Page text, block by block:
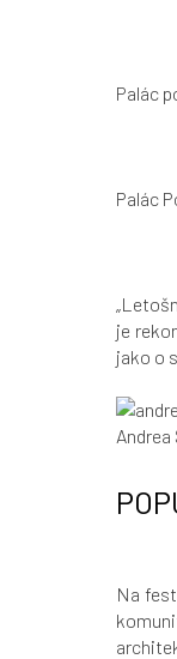
Palác
Palác
„
je
jako o
Na